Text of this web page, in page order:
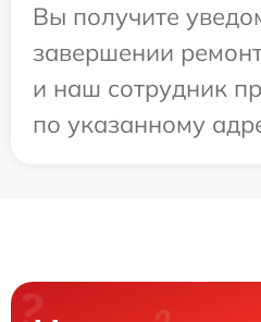
Вы получите
завершении
и наш сотрудник
по указанному